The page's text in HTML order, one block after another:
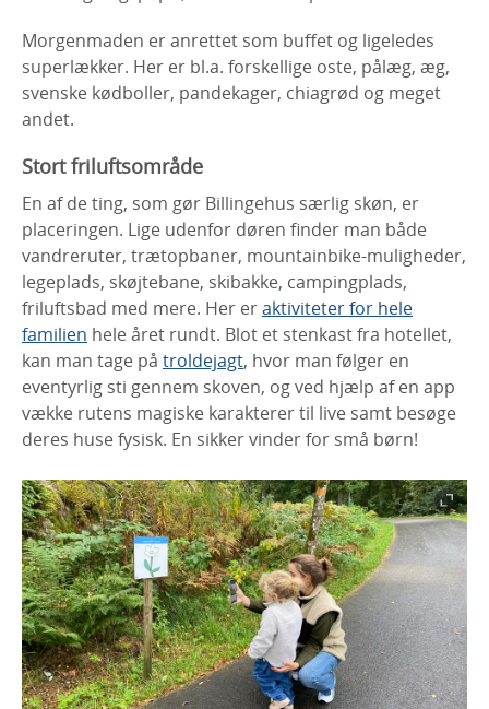
Morgenmaden er anrettet som buffet og ligeledes
superlækker. Her er bl.a. forskellige oste, pålæg, æg,
svenske kødboller, pandekager, chiagrød og meget
andet.
Stort friluftsområde
En af de ting, som gør Billingehus særlig skøn, er
placeringen. Lige udenfor døren finder man både
vandreruter, trætopbaner, mountainbike-muligheder,
legeplads, skøjtebane, skibakke, campingplads,
friluftsbad med mere. Her eraktiviteter for hele
familien hele året rundt. Blot et stenkast fra hotellet,
kan man tage på troldejagt, hvor man følger en
eventyrlig sti gennem skoven, og ved hjælp af en app
vække rutens magiske karakterer til live samt besøge
deres huse fysisk. En sikker vinder for små børn!